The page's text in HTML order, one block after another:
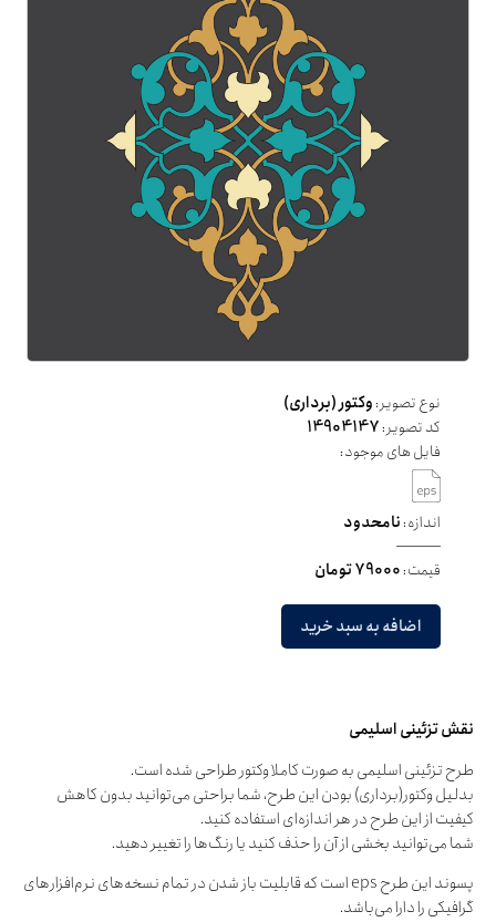
نوع تصویر:وکتور (برداری)
کد تصویر:14904147
فایل های موجود:
اندازه:نامحدود
قیمت:79000 تومان
اضافه به سبد خرید
نقش تزئینی اسلیمی
طرح تزئینی اسلیمی به صورت کاملا وکتور طراحی شده است.
بدلیل وکتور(برداری) بودن این طرح، شما براحتی می‌توانید بدون کاهش
کیفیت از این طرح در هر اندازه‌ای استفاده کنید.
شما می‌توانید بخشی از آن را حذف کنید یا رنگ‌ها را تغییر دهید.
پسوند این طرح eps است که قابلیت باز شدن در تمام نسخه‌های نرم‌افزارهای
گرافیکی را دارا می‌باشد.